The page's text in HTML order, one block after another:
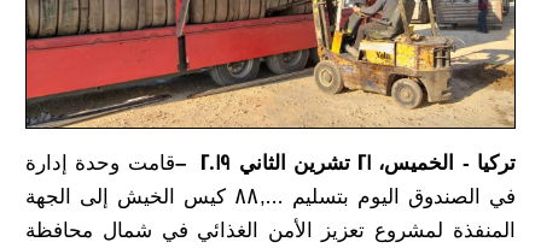
تركيا - الخميس، 21 تشرين الثاني 2019 –قامت وحدة إدارة
في الصندوق اليوم بتسليم 88,000 كيس الخيش إلى الجهة
المنفذة لمشروع تعزيز الأمن الغذائي في شمال محافظة